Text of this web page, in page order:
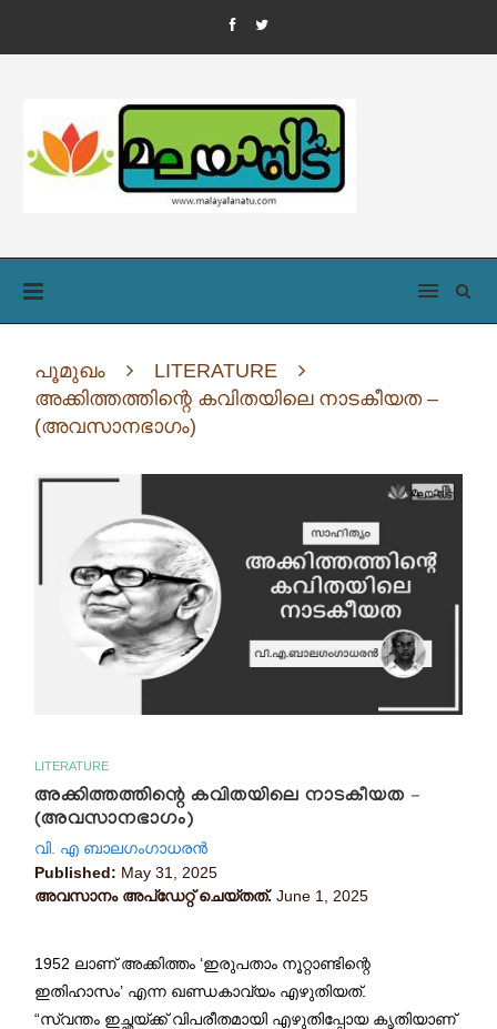
പൂമുഖം
LITERATURE
അക്കിത്തത്തിന്റെ കവിതയിലെ നാടകീയത –
(അവസാനഭാഗം)
LITERATURE
അക്കിത്തത്തിന്റെ കവിതയിലെ നാടകീയത –
(അവസാനഭാഗം)
വി. എ ബാലഗംഗാധരൻ
Published: May 31, 2025
അവസാനം അപ്ഡേറ്റ് ചെയ്തത്. June 1, 2025
1952 ലാണ് അക്കിത്തം ‘ഇരുപതാം നൂറ്റാണ്ടിന്റെ
ഇതിഹാസം’ എന്ന ഖണ്ഡകാവ്യം എഴുതിയത്.
“സ്വന്തം ഇച്ഛയ്ക്ക് വിപരീതമായി എഴുതിപ്പോയ കൃതിയാണ്